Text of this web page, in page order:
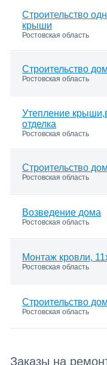
Строительство
крыши
Ростовская область
Строительство
Ростовская область
Утепление
отделка
Ростовская область
Строительство
Ростовская область
Возведение дома
Ростовская область
Монтаж кровли,
Ростовская область
Строительство
Ростовская область
Заказы на